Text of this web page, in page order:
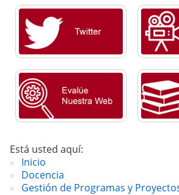
Está usted aquí:
Inicio
Docencia
Gestión de Programas y